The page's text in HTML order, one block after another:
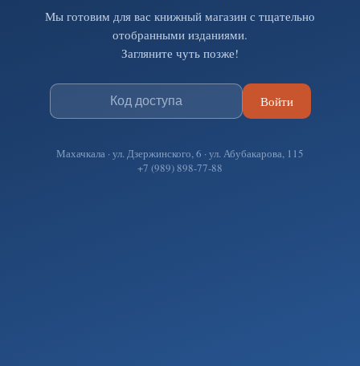
Мы готовим для вас книжный магазин с тщательно
отобранными изданиями.
Загляните чуть позже!
Войти
Махачкала · ул. Дзержинского, 6 · ул. Абубакарова, 115
+7 (989) 898-77-88